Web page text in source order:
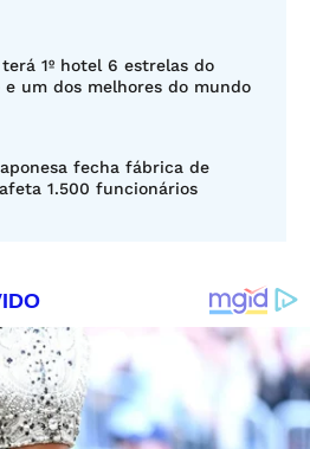
1º hotel 6 estrelas do
e um dos melhores do mundo
fecha fábrica de
1.500 funcionários